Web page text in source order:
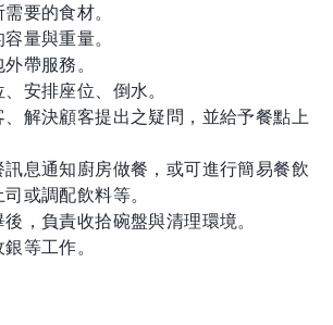
要的食材。
量與重量。
帶服務。
安排座位、倒水。
、解決顧客提出之疑問，並給予餐點上
訊息通知廚房做餐，或可進行簡易餐飲
或調配飲料等。
後，負責收拾碗盤與清理環境。
等工作。